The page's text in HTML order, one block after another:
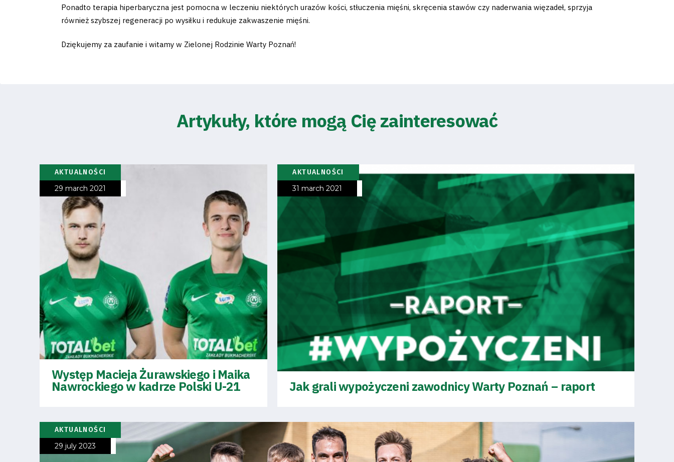
Tickets
Contact
Amp-
Futbol
Academy
Warta
Ponadto terapia hiperbaryczna jest pomocna w leczeniu niektórych urazów kości, stłuczenia mięśni, skręcenia stawów czy naderwania więzadeł, sprzyja
również szybszej regeneracji po wysiłku i redukuje zakwaszenie mięśni.
Dziękujemy za zaufanie i witamy w Zielonej Rodzinie Warty Poznań!
Artykuły, które mogą Cię zainteresować
AKTUALNOŚCI
29 march 2021
Występ Macieja Żurawskiego i Maika
Nawrockiego w kadrze Polski U-21
AKTUALNOŚCI
31 march 2021
Jak grali wypożyczeni zawodnicy Warty Poznań – raport
AKTUALNOŚCI
29 july 2023